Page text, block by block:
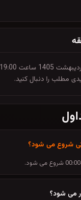
مطلب را دنبال کنید.
شروع می شود؟
می شود؟